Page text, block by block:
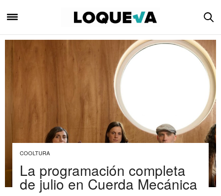
COOLTURA
La programación completa
de julio en Cuerda Mecánica